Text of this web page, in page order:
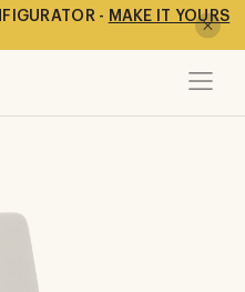
- MAKE IT YOURS